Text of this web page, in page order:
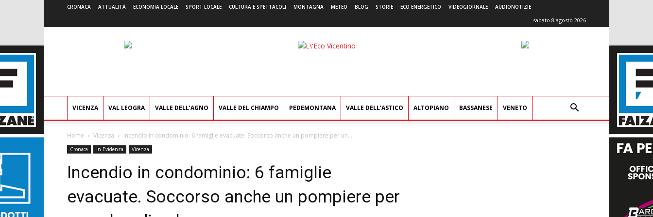
CRONACA ATTUALITÀ ECONOMIA LOCALE SPORT LOCALE CULTURA E SPETTACOLI MONTAGNA METEO BLOG STORIE ECO ENERGETICO VIDEOGIORNALE AUDIONOTIZIE
sabato 8 agosto 2026
L'Eco
VICENZA VAL LEOGRA VALLE DELL’AGNO VALLE DEL CHIAMPO PEDEMONTANA VALLE DELL’ASTICO ALTOPIANO BASSANESE VENETO
Home Vicenza Incendio in condominio: 6 famiglie evacuate. Soccorso anche un pompiere per un...
Cronaca In Evidenza Vicenza
Incendio in condominio: 6 famiglie
evacuate. Soccorso anche un pompiere per